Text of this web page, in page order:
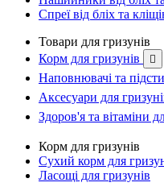
Спреї від бліх та
Товари для гризунів
Корм для гризунів

Наповнювачі та
Аксесуари для
Здоров'я та вітаміни
Корм для гризунів
Сухий корм для
Ласощі для гризунів